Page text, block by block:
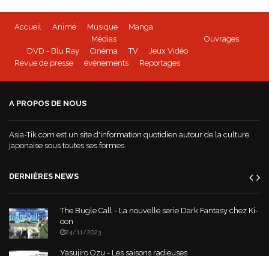
Accueil Animé Musique
Manga
Médias
DVD - Blu Ray
Cinéma TV Jeux Vidéo
Ouvrages
Revue de presse évènements Reportages
A PROPOS DE NOUS
Asia-Tik.com est un site d'information quotidien autour de la culture
japonaise sous toutes ses formes.
DERNIÈRES NEWS
The Bugle Call - La nouvelle serie Dark Fantasy chez Ki-
oon
24/11/2023
Yasujiro Ozu - Les saisons radieuses